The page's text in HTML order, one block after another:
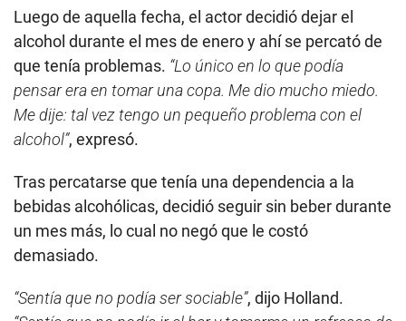
Luego de aquella fecha, el actor decidió dejar el
alcohol durante el mes de enero y ahí se percató de
que tenía problemas. “Lo único en lo que podía
pensar era en tomar una copa. Me dio mucho miedo.
Me dije: tal vez tengo un pequeño problema con el
alcohol”, expresó.
Tras percatarse que tenía una dependencia a la
bebidas alcohólicas, decidió seguir sin beber durante
un mes más, lo cual no negó que le costó
demasiado.
“Sentía que no podía ser sociable”, dijo Holland.